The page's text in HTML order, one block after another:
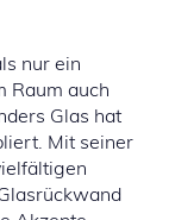
nur ein
Raum auch
Glas hat
Mit seiner